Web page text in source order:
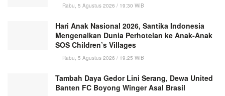
Rabu, 5 Agustus 2026 / 19:30 WIB
Hari Anak Nasional 2026, Santika Indonesia
Mengenalkan Dunia Perhotelan ke Anak-Anak
SOS Children’s Villages
Rabu, 5 Agustus 2026 / 19:25 WIB
Tambah Daya Gedor Lini Serang, Dewa United
Banten FC Boyong Winger Asal Brasil